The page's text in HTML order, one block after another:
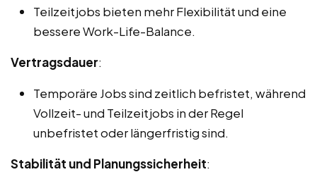
Teilzeitjobs bieten mehr Flexibilität und eine
bessere Work-Life-Balance.
Vertragsdauer:
Temporäre Jobs sind zeitlich befristet, während
Vollzeit- und Teilzeitjobs in der Regel
unbefristet oder längerfristig sind.
Stabilität und Planungssicherheit: